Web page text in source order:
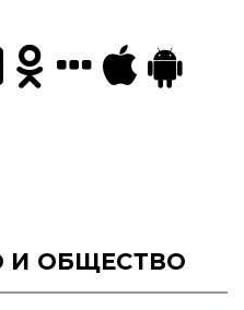
И ОБЩЕСТВО